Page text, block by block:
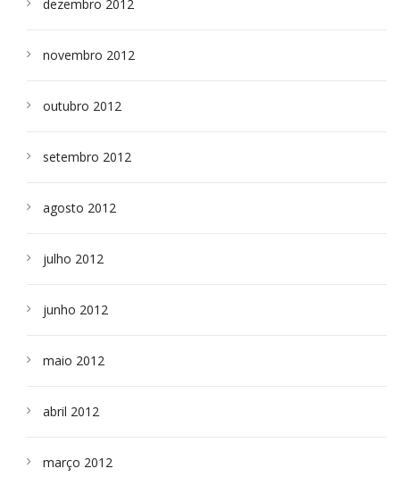
dezembro 2012
novembro 2012
outubro 2012
setembro 2012
agosto 2012
julho 2012
junho 2012
maio 2012
abril 2012
março 2012